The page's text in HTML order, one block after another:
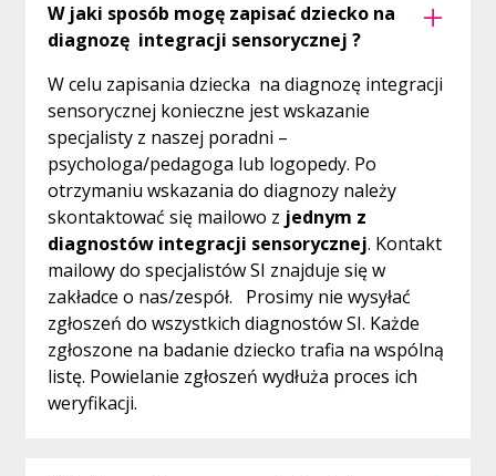
W jaki sposób mogę zapisać dziecko na
diagnozę integracji sensorycznej ?
W celu zapisania dziecka na diagnozę integracji
sensorycznej konieczne jest wskazanie
specjalisty z naszej poradni –
psychologa/pedagoga lub logopedy. Po
otrzymaniu wskazania do diagnozy należy
skontaktować się mailowo z jednym z
diagnostów integracji sensorycznej. Kontakt
mailowy do specjalistów SI znajduje się w
zakładce o nas/zespół. Prosimy nie wysyłać
zgłoszeń do wszystkich diagnostów SI. Każde
zgłoszone na badanie dziecko trafia na wspólną
listę. Powielanie zgłoszeń wydłuża proces ich
weryfikacji.